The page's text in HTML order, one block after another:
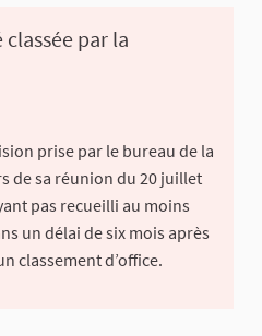
par la
prise par le bureau de la
de sa réunion du 20 juillet
pas recueilli au moins
un délai de six mois après
classement d’office.